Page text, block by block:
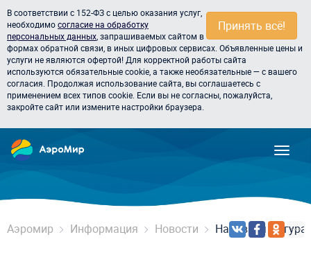
Принять всё!
В соответствии с 152-ФЗ с целью оказания услуг,
необходимосогласие на обработку
персональных данных , запрашиваемых сайтом в
формах обратной связи, в иных цифровых сервисах. Объявленные цены и
услуги не являются офертой! Для корректной работы сайта
используются обязательные cookie, а также необязательные — с вашего
согласия. Продолжая использование сайта, вы соглашаетесь с
применением всех типов cookie. Если вы не согласны, пожалуйста,
закройте сайт или измените настройки браузера.
Аэромир Информация Новости Надувная